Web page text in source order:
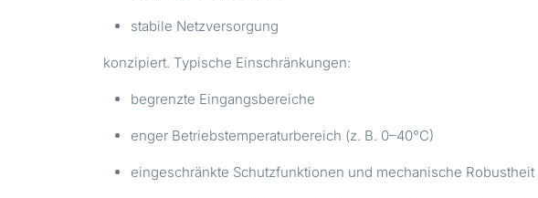
stabile Netzversorgung
konzipiert. Typische Einschränkungen:
begrenzte Eingangsbereiche
enger Betriebstemperaturbereich (z. B. 0–40°C)
eingeschränkte Schutzfunktionen und mechanische Robustheit